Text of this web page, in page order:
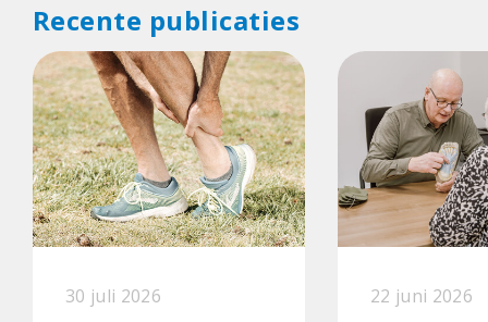
Recente publicaties
30 juli 2026 22 juni 2026